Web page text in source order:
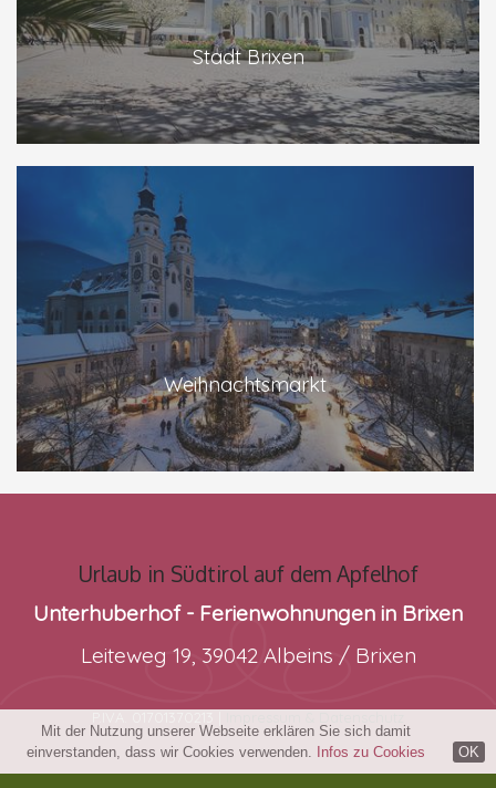
Stadt Brixen
Weihnachtsmarkt
Urlaub in Südtirol auf dem Apfelhof
Unterhuberhof - Ferienwohnungen in Brixen
Leiteweg 19, 39042 Albeins / Brixen
Mit der Nutzung unserer Webseite erklären Sie sich damit
einverstanden, dass wir Cookies verwenden.
Infos zu Cookies OK